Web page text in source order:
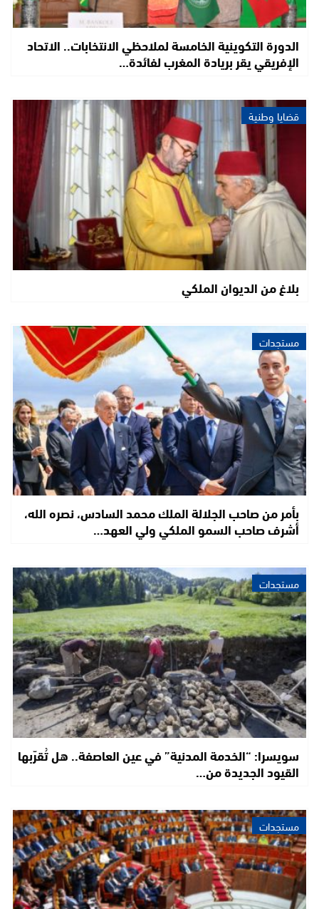
الدورة التكوينية الخامسة لملاحظي الانتخابات.. الاتحاد
الإفريقي يقر بريادة المغرب لفائدة…
قضايا وطنية
بلاغ من الديوان الملكي
مستجدات
بأمر من صاحب الجلالة الملك محمد السادس، نصره الله،
أشرف صاحب السمو الملكي ولي العهد…
مستجدات
سويسرا: “الخدمة المدنية” في عين العاصفة.. هل تُقرّبها
القيود الجديدة من…
مستجدات